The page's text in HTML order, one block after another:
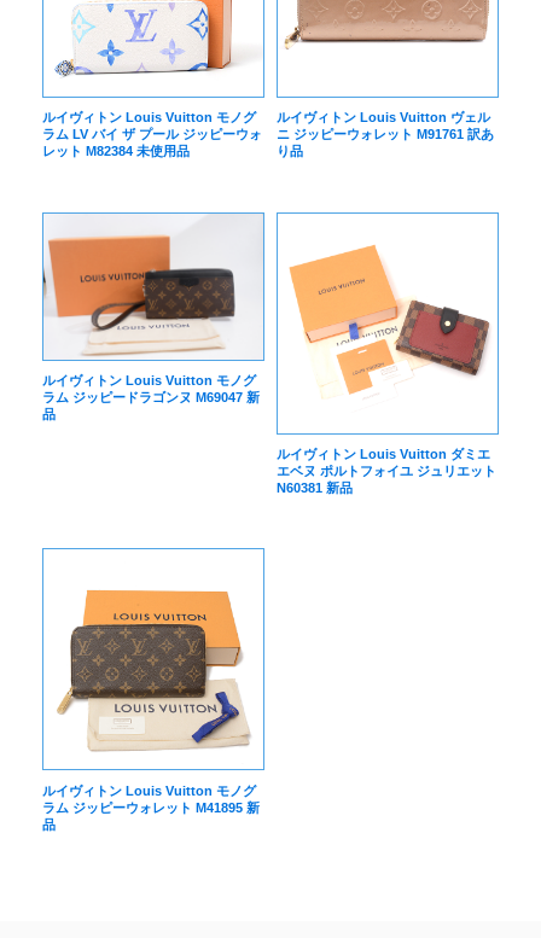
ルイヴィトン Louis Vuitton モノグ
ラム LV バイ ザ プール ジッピーウォ
レット M82384 未使用品
ルイヴィトン Louis Vuitton ヴェル
ニ ジッピーウォレット M91761 訳あ
り品
ルイヴィトン Louis Vuitton モノグ
ラム ジッピードラゴンヌ M69047 新
品
ルイヴィトン Louis Vuitton ダミエ
エベヌ ポルトフォイユ ジュリエット
N60381 新品
ルイヴィトン Louis Vuitton モノグ
ラム ジッピーウォレット M41895 新
品